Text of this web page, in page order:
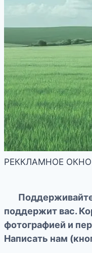
РЕККЛАМНОЕ
Поддерживайте
поддержит вас.
фотографией и
Написать нам